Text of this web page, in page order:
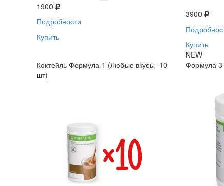
1900
Подробности
Купить
3900
Купить
NEW
Коктейль Формула 1 (Любые вкусы -10
шт)
Формула 3